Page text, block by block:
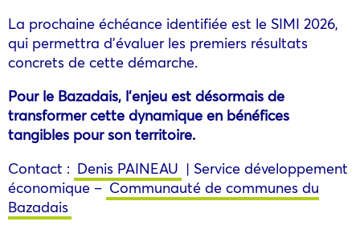
La prochaine échéance identifiée est le SIMI 2026,
qui permettra d’évaluer les premiers résultats
concrets de cette démarche.
Pour le Bazadais, l’enjeu est désormais de
transformer cette dynamique en bénéfices
tangibles pour son territoire.
Contact : Denis PAINEAU | Service développement
économique –Communauté de communes du
Bazadais